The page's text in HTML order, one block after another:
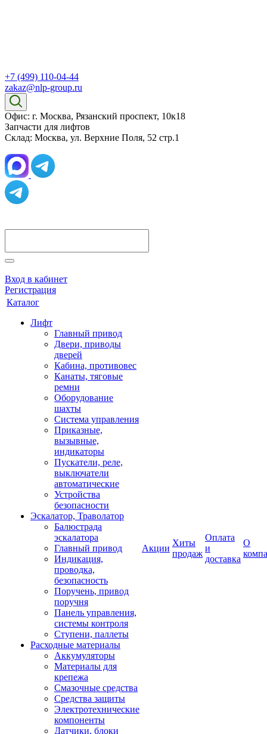
+7 (499) 110-04-44
zakaz@nlp-group.ru
Офис: г. Москва, Рязанский проспект, 10к18
Запчасти для лифтов
Склад: Москва, ул. Верхние Поля, 52 стр.1
Вход в кабинет
Регистрация
Каталог
Лифт
Главный привод
Двери, приводы
дверей
Кабина, противовес
Канаты, тяговые
ремни
Оборудование
шахты
Система управления
Приказные,
вызывные,
индикаторы
Пускатели, реле,
выключатели
автоматические
Устройства
безопасности
Эскалатор, Траволатор
Балюстрада
эскалатора
Главный привод
Индикация,
проводка,
безопасность
Поручень, привод
поручня
Панель управления,
системы контроля
Ступени, паллеты
Расходные материалы
Аккумуляторы
Материалы для
крепежа
Смазочные средства
Средства защиты
Электротехнические
компоненты
Датчики, блоки
Акции
Хиты
продаж
Оплата
и
доставка
О